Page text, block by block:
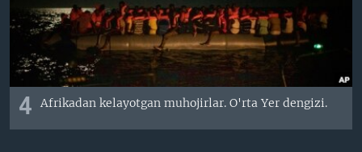
4 Afrikadan kelayotgan muhojirlar. O'rta Yer dengizi.